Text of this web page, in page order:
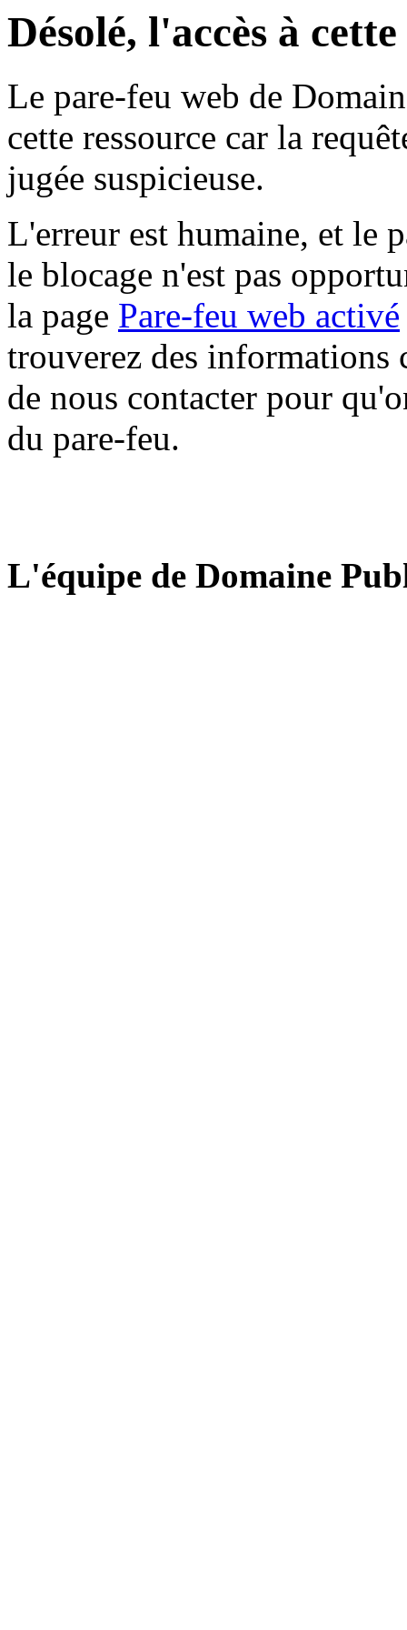
Désolé, l'accès à
Le pare-feu web de
cette ressource car la
jugée suspicieuse.
L'erreur est humaine, et le
le blocage n'est pas
la page Pare-feu web activé
trouverez des informations
de nous contacter pour
du pare-feu.
L'équipe de Domaine